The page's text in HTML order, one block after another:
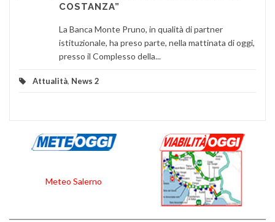
COSTANZA”
La Banca Monte Pruno, in qualità di partner
istituzionale, ha preso parte, nella mattinata di oggi,
presso il Complesso della...
Attualità, News 2
Meteo Salerno